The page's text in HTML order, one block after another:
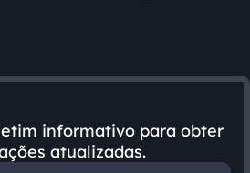
informativo para obter
atualizadas.